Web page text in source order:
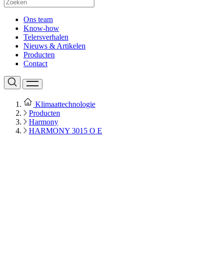
Ons team
Know-how
Telersverhalen
Nieuws & Artikelen
Producten
Contact
Klimaattechnologie
Producten
Harmony
HARMONY 3015 O E